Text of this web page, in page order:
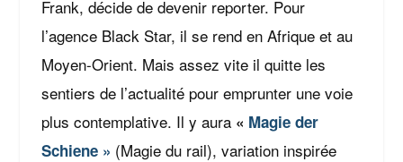
Frank, décide de devenir reporter. Pour
l’agence Black Star, il se rend en Afrique et au
Moyen-Orient. Mais assez vite il quitte les
sentiers de l’actualité pour emprunter une voie
plus contemplative. Il y aura « Magie der
Schiene » (Magie du rail), variation inspirée